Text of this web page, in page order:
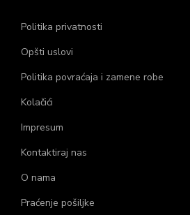
Politika privatnosti
Opšti uslovi
Politika povraćaja i zamene robe
Kolačići
Impresum
Kontaktiraj nas
O nama
Praćenje pošiljke